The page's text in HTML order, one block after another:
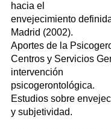
hacia el
envejecimiento
Madrid (2002).
Aportes de la
Centros y Servicios
intervención
psicogerontológica.
Estudios sobre
y subjetividad.